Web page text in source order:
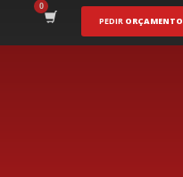
PEDIR ORÇAMENTO